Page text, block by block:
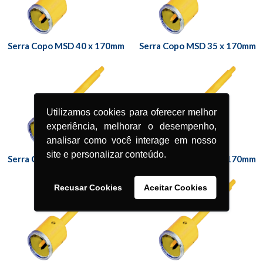
Utilizamos cookies para oferecer melhor
experiência, melhorar o desempenho,
analisar como você interage em nosso
site e personalizar conteúdo.
Recusar Cookies Aceitar Cookies
Serra Copo MSD 40 x 170mm Serra Copo MSD 35 x 170mm
Serra Copo MSD 30 x 170mm Serra Copo MSD 25 x 170mm